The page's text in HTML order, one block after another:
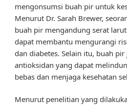
mengonsumsi buah pir untuk
Menurut Dr. Sarah Brewer,
buah pir mengandung serat
dapat membantu mengurangi
dan diabetes. Selain itu, buah pir
antioksidan yang dapat
bebas dan menjaga kesehatan
Menurut penelitian yang